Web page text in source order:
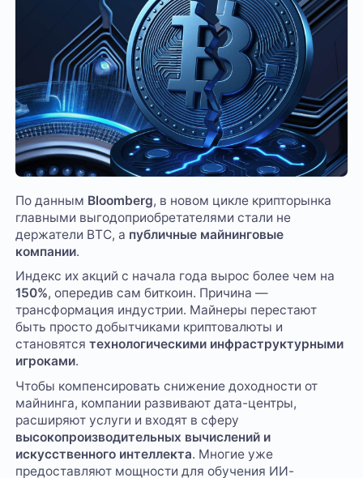
По данным Bloomberg, в новом цикле крипторынка
главными выгодоприобретателями стали не
держатели BTC, а публичные майнинговые
компании.
Индекс их акций с начала года вырос более чем на
150%, опередив сам биткоин. Причина —
трансформация индустрии. Майнеры перестают
быть просто добытчиками криптовалюты и
становятсятехнологическими инфраструктурными
игроками.
Чтобы компенсировать снижение доходности от
майнинга, компании развивают дата-центры,
расширяют услуги и входят в сферу
высокопроизводительных вычислений и
искусственного интеллекта. Многие уже
предоставляют мощности для обучения ИИ-